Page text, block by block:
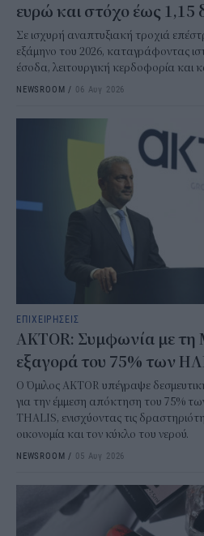
ευρώ και στόχο έως 1,15
Σε ισχυρή αναπτυξιακή τροχιά
εξάμηνο του 2026, καταγράφοντας
έσοδα, λειτουργική κερδοφορία και
NEWSROOM / 06 Αυγ 2026
ΕΠΙΧΕΙΡΗΣΕΙΣ
AKTOR: Συμφωνία με τη
εξαγορά του 75% των
Ο Όμιλος AKTOR υπέγραψε
για την έμμεση απόκτηση του 75%
THALIS, ενισχύοντας τις
οικονομία και τον κύκλο του νερού.
NEWSROOM / 05 Αυγ 2026